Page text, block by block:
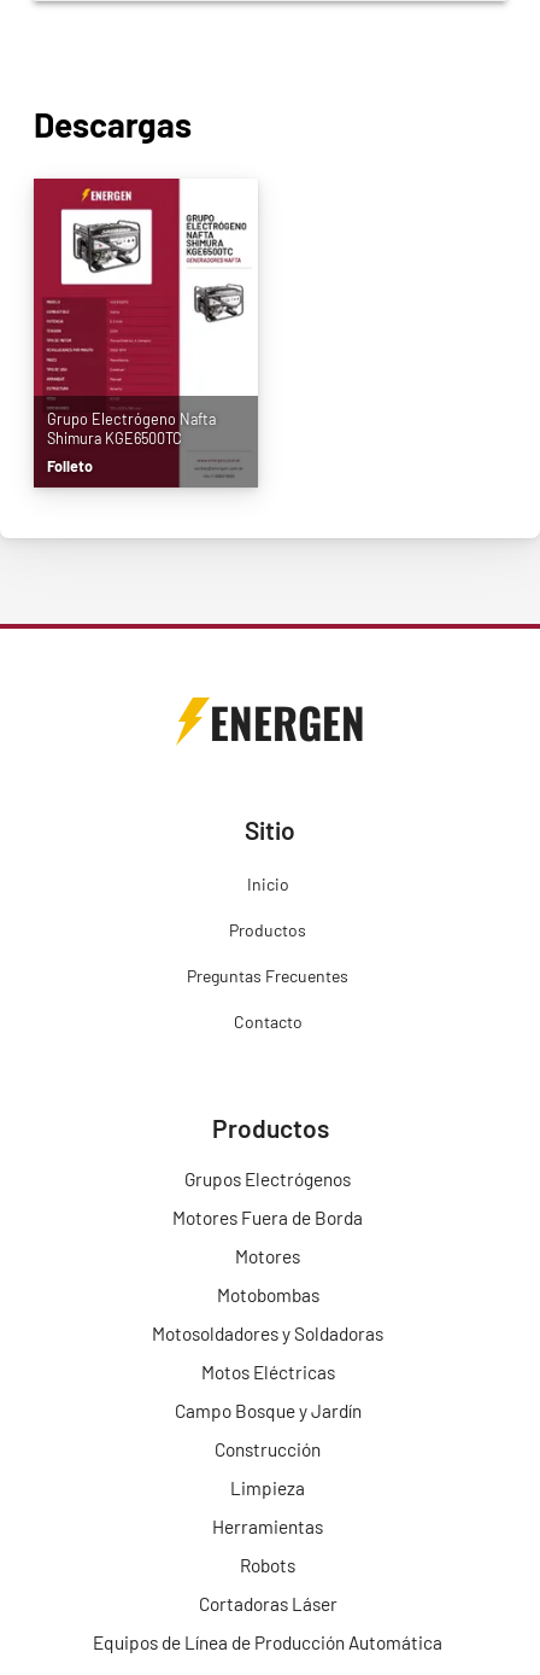
Descargas
Grupo Electrógeno Nafta
Shimura KGE6500TC
Folleto
ENERGEN
Sitio
Inicio
Productos
Preguntas Frecuentes
Contacto
Productos
Grupos Electrógenos
Motores Fuera de Borda
Motores
Motobombas
Motosoldadores y Soldadoras
Motos Eléctricas
Campo Bosque y Jardín
Construcción
Limpieza
Herramientas
Robots
Cortadoras Láser
Equipos de Línea de Producción Automática